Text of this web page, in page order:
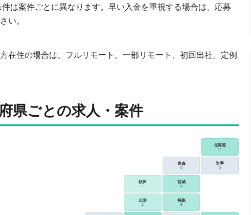
は案件ごとに異なります。早い入金を重視する場合は、応募
い。
在住の場合は、フルリモート、一部リモート、初回出社、定例
県ごとの求人・案件
北海道
11
青森
0
岩手
0
秋田
1
宮城
6
山形
2
福島
5